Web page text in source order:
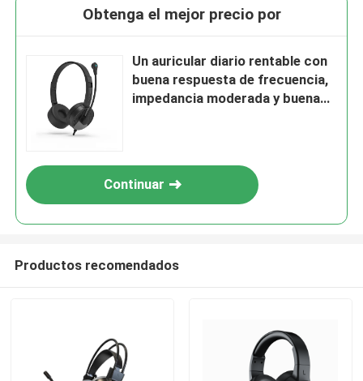
Obtenga el mejor precio por
Un auricular diario rentable con
buena respuesta de frecuencia,
impedancia moderada y buena
Continuar
Productos recomendados